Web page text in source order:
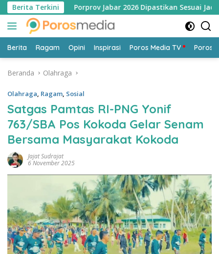
Langsung
ke
konten
Berita Terkini
Porprov Jabar 2026 Dipastikan Sesuai Jadwal,
Berita Ragam Opini Inspirasi Poros Media TV Poros
Beranda Olahraga
Olahraga, Ragam, Sosial
Satgas Pamtas RI-PNG Yonif
763/SBA Pos Kokoda Gelar Senam
Bersama Masyarakat Kokoda
Jajat Sudrajat
6 November 2025